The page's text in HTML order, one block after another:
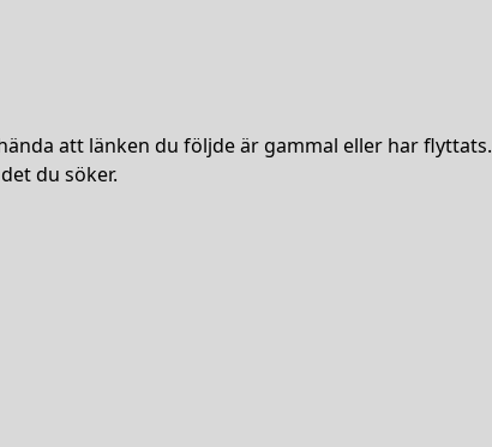
att länken du följde är gammal eller har flyttats.
du söker.